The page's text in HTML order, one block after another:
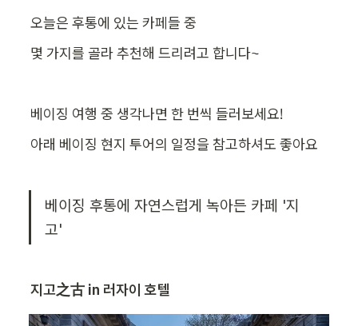
오늘은 후통에 있는 카페들 중
몇 가지를 골라 추천해 드리려고 합니다~
베이징 여행 중 생각나면 한 번씩 들러보세요!
아래 베이징 현지 투어의 일정을 참고하셔도 좋아요
베이징 후통에 자연스럽게 녹아든 카페 '지
고'
지고之古 in 러자이 호텔